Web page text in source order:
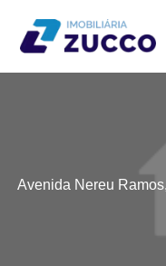
Avenida Nereu